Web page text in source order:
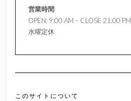
営業時間
OPEN: 9:00 AM – CLOSE 21:00 PM
水曜定休
このサイトについて